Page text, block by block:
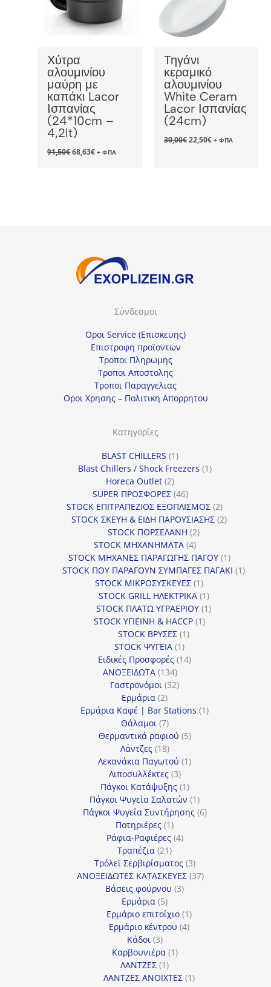
Χύτρα
αλουμινίου
μαύρη με
καπάκι Lacor
Ισπανίας
(24*10cm –
4,2lt)
91,50€Original
price
68,63€Η+ ΦΠΑ
Τηγάνι
κεραμικό
αλουμινίου
White Ceram
Lacor Ισπανίας
(24cm)
30,00€Original
price
22,50€Η+ ΦΠΑ
Σύνδεσμοι
Οροι Service (Επισκευης)
Επιστροφη προϊοντων
Τροποι Πληρωμης
Τροποι Αποστολης
Τροποι Παραγγελιας
Οροι Χρησης – Πολιτικη Απορρητου
Κατηγορίες
BLAST CHILLERS 11
προϊόν
Blast Chillers / Shock Freezers 11
Horeca Outlet 22
προϊόντα
SUPER ΠΡΟΣΦΟΡΕΣ 4646
προϊόντα
STOCK ΕΠΙΤΡΑΠΕΖΙΟΣ ΕΞΟΠΛΙΣΜΟΣ 22
προϊόντα
STOCK ΣΚΕΥΗ & ΕΙΔΗ ΠΑΡΟΥΣΙΑΣΗΣ 22
STOCK ΠΟΡΣΕΛΑΝΗ 22
STOCK ΜΗΧΑΝΗΜΑΤΑ 44
προϊόντα
STOCK ΜΗΧΑΝΕΣ ΠΑΡΑΓΩΓΗΣ ΠΑΓΟΥ 11
προϊόν
STOCK ΠΟΥ ΠΑΡΑΓΟΥΝ ΣΥΜΠΑΓΕΣ ΠΑΓΑΚΙ 11
STOCK ΜΙΚΡΟΣΥΣΚΕΥΕΣ 11
προϊόν
STOCK GRILL ΗΛΕΚΤΡΙΚΑ 11
προϊόν
STOCK ΠΛΑΤΩ ΥΓΡΑΕΡΙΟΥ 11
STOCK ΥΓΙΕΙΝΗ & HACCP 11
STOCK ΒΡΥΣΕΣ 11
STOCK ΨΥΓΕΙΑ 11
προϊόν
Ειδικές Προσφορές 1414
ΑΝΟΞΕΙΔΩΤΑ 134134
προϊόντα
Γαστρονόμοι 3232
Ερμάρια 22
προϊόντα
Ερμάρια Καφέ | Bar Stations 11
Θάλαμοι 77
προϊόντα
Θερμαντικά ραφιού 55
Λάντζες 1818
προϊόντα
Λεκανάκια Παγωτού 11
Λιποσυλλέκτες 33
προϊόντα
Πάγκοι Κατάψυξης 11
προϊόν
Πάγκοι Ψυγεία Σαλατών 11
προϊόν
Πάγκοι Ψυγεία Συντήρησης 66
Ποτηριέρες 11
προϊόν
Ράφια-Ραφιέρες 44
Τραπέζια 2121
προϊόντα
Τρόλεϊ Σερβιρίσματος 33
προϊόντα
ΑΝΟΞΕΙΔΩΤΕΣ ΚΑΤΑΣΚΕΥΕΣ 3737
Βάσεις φούρνου 33
Ερμάρια 55
προϊόντα
Ερμάριο επιτοίχιο 11
προϊόν
Ερμάριο κέντρου 44
Κάδοι 33
προϊόντα
Καρβουνιέρα 11
ΛΑΝΤΖΕΣ 11
προϊόν
ΛΑΝΤΖΕΣ ΑΝΟΙΧΤΕΣ 11